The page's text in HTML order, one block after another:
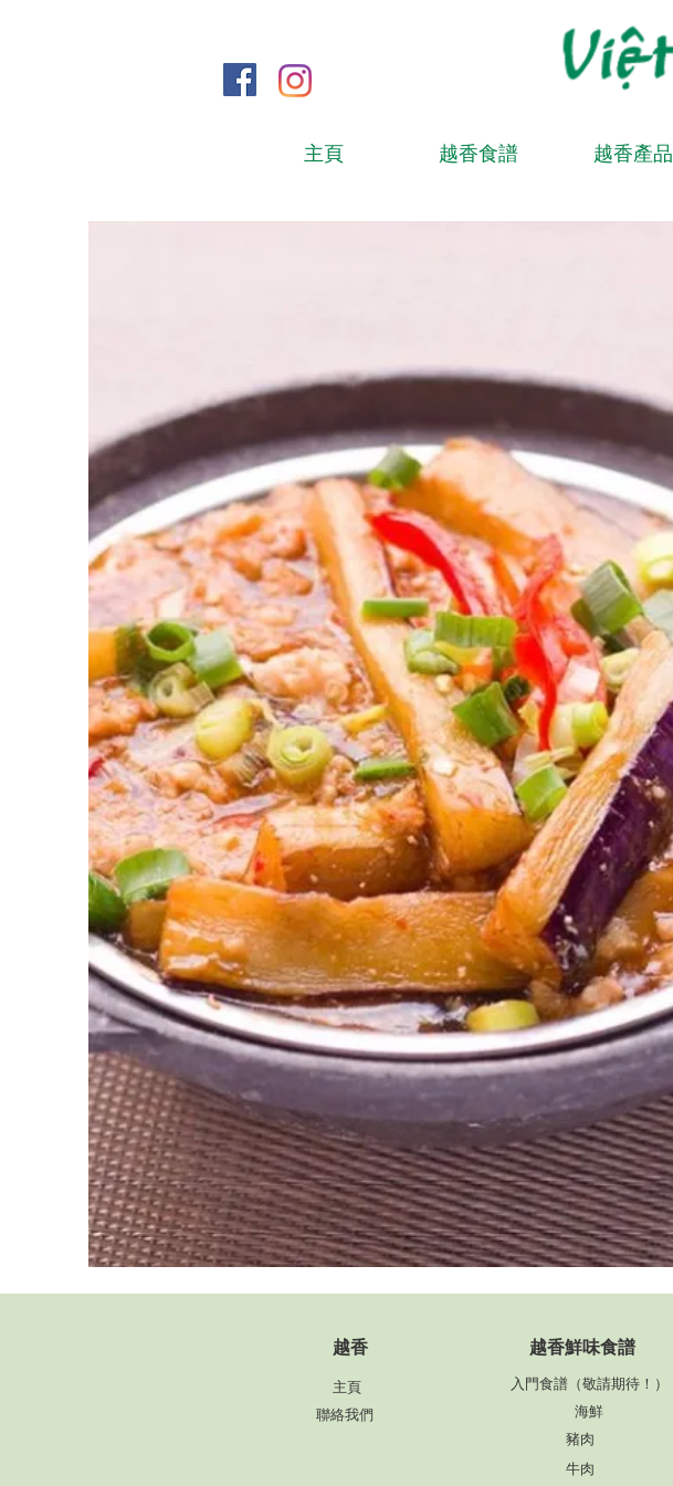
主頁 越香食譜 越香產品
​越香
主頁
聯絡我們
​越香鮮味食譜
入門食譜（敬請期待！）
海鮮
豬肉
牛肉